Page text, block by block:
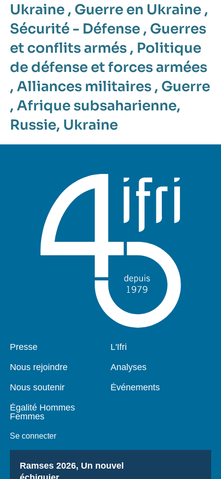
Ukraine , Guerre en Ukraine ,
Sécurité - Défense , Guerres
et conflits armés , Politique
de défense et forces armées
, Alliances militaires , Guerre
, Afrique subsaharienne,
Russie, Ukraine
Pied
Presse
Nous rejoindre
Nous soutenir
Égalité Hommes
Femmes
Se connecter
Navigation
L'Ifri
Analyses
Événements
Titre
Ramses 2026, Un nouvel